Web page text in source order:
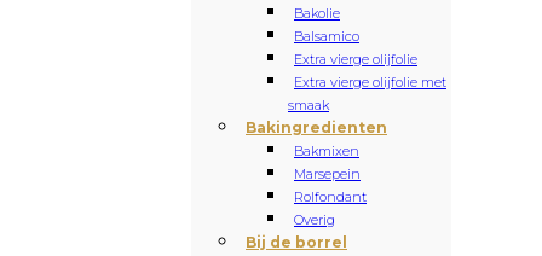
Bakolie
Balsamico
Extra vierge olijfolie
Extra vierge olijfolie met
smaak
Bakingredienten
Bakmixen
Marsepein
Rolfondant
Overig
Bij de borrel